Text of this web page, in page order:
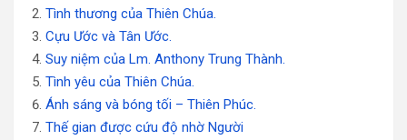
Tình thương của Thiên Chúa.
Cựu Ước và Tân Ước.
Suy niệm của Lm. Anthony Trung Thành.
Tình yêu của Thiên Chúa.
Ánh sáng và bóng tối – Thiên Phúc.
Thế gian được cứu độ nhờ Người